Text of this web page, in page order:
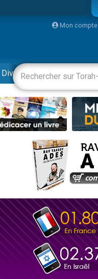
à travers le temps
Mon compte
Divertissements Livres